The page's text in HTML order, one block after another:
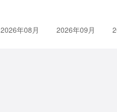
2026年08月 2026年09月